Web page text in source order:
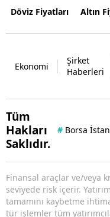
Döviz Fiyatları Altın
Ekonomi
Şirket
Haberleri
Tüm
Hakları
Saklıdır.
# Borsa
Finansal araçlar ve/veya
seviyede risk içerir.
tamamını kaybetme
tür işlemler tüm